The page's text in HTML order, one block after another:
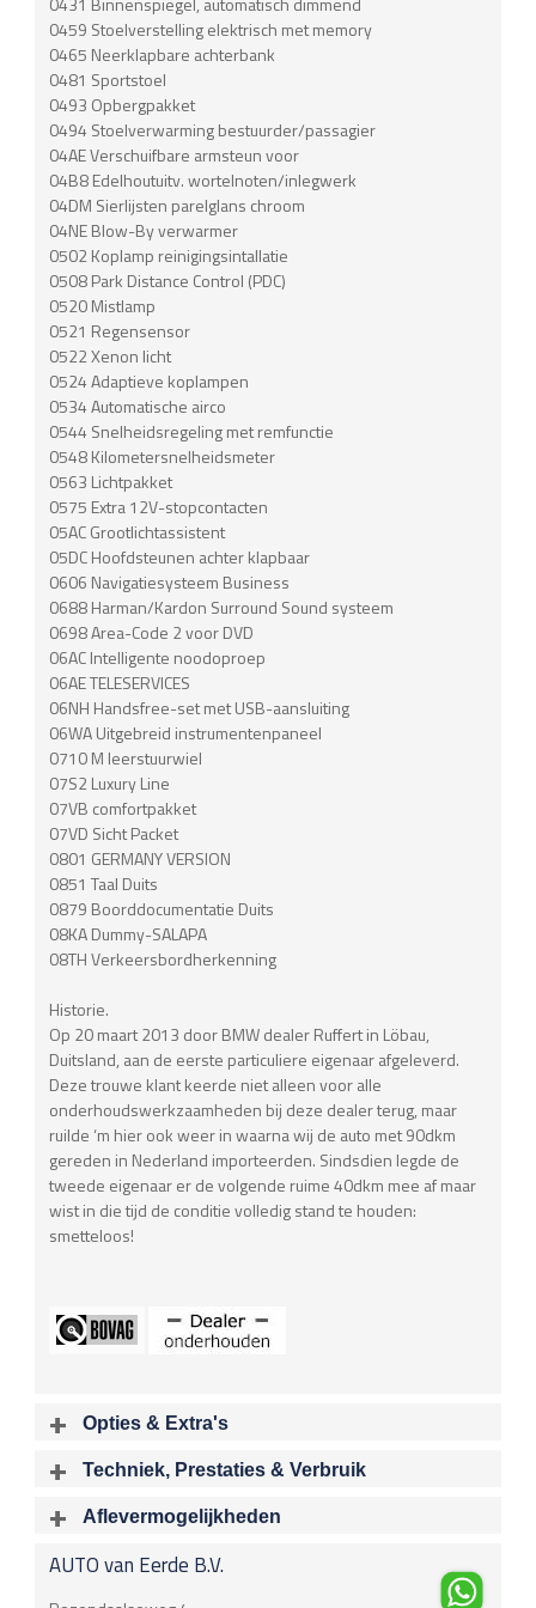
0459 Stoelverstelling elektrisch met memory
0465 Neerklapbare achterbank
0481 Sportstoel
0493 Opbergpakket
0494 Stoelverwarming bestuurder/passagier
04AE Verschuifbare armsteun voor
04B8 Edelhoutuitv. wortelnoten/inlegwerk
04DM Sierlijsten parelglans chroom
04NE Blow-By verwarmer
0502 Koplamp reinigingsintallatie
0508 Park Distance Control (PDC)
0520 Mistlamp
0521 Regensensor
0522 Xenon licht
0524 Adaptieve koplampen
0534 Automatische airco
0544 Snelheidsregeling met remfunctie
0548 Kilometersnelheidsmeter
0563 Lichtpakket
0575 Extra 12V-stopcontacten
05AC Grootlichtassistent
05DC Hoofdsteunen achter klapbaar
0606 Navigatiesysteem Business
0688 Harman/Kardon Surround Sound systeem
0698 Area-Code 2 voor DVD
06AC Intelligente noodoproep
06AE TELESERVICES
06NH Handsfree-set met USB-aansluiting
06WA Uitgebreid instrumentenpaneel
0710 M leerstuurwiel
07S2 Luxury Line
07VB comfortpakket
07VD Sicht Packet
0801 GERMANY VERSION
0851 Taal Duits
0879 Boorddocumentatie Duits
08KA Dummy-SALAPA
08TH Verkeersbordherkenning
Historie.
Op 20 maart 2013 door BMW dealer Ruffert in Löbau,
Duitsland, aan de eerste particuliere eigenaar afgeleverd.
Deze trouwe klant keerde niet alleen voor alle
onderhoudswerkzaamheden bij deze dealer terug, maar
ruilde ‘m hier ook weer in waarna wij de auto met 90dkm
gereden in Nederland importeerden. Sindsdien legde de
tweede eigenaar er de volgende ruime 40dkm mee af maar
wist in die tijd de conditie volledig stand te houden:
smetteloos!
Opties & Extra's
Audio installatie
Bluetooth carkit
Techniek, Prestaties & Verbruik
6 2979 cc
Vermogen
Aflevermogelijkheden
onderstaande
AUTO van Eerde B.V.